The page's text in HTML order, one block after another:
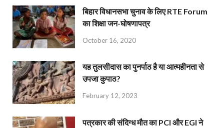
बिहार विधानसभा चुनाव के लिए RTE Forum
का शिक्षा जन-घोषणापत्र
October 16, 2020
यह तुलसीदास का पुनर्पाठ है या आत्महीनता से
उपजा कुपाठ?
February 12, 2023
पत्रकार की संदिग्ध मौत का PCI और EGI ने